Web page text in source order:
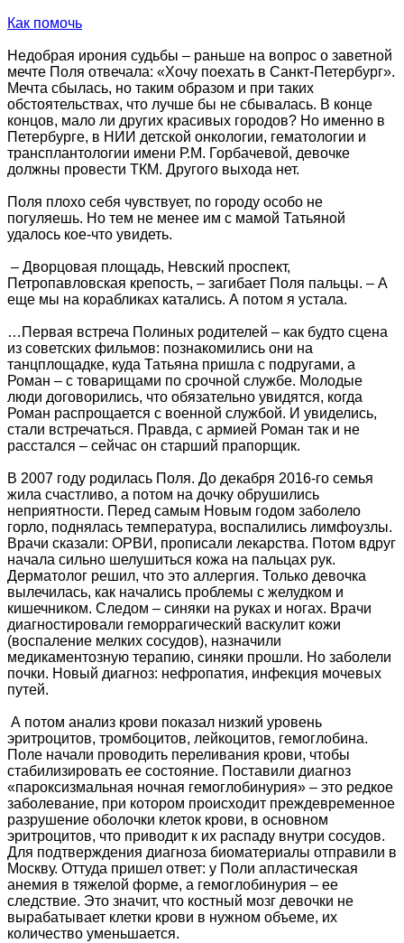
Как помочь
Недобрая ирония судьбы – раньше на вопрос о заветной
мечте Поля отвечала: «Хочу поехать в Санкт-Петербург».
Мечта сбылась, но таким образом и при таких
обстоятельствах, что лучше бы не сбывалась. В конце
концов, мало ли других красивых городов? Но именно в
Петербурге, в НИИ детской онкологии, гематологии и
трансплантологии имени Р.М. Горбачевой, девочке
должны провести ТКМ. Другого выхода нет.
Поля плохо себя чувствует, по городу особо не
погуляешь. Но тем не менее им с мамой Татьяной
удалось кое-что увидеть.
– Дворцовая площадь, Невский проспект,
Петропавловская крепость, – загибает Поля пальцы. – А
еще мы на корабликах катались. А потом я устала.
…Первая встреча Полиных родителей – как будто сцена
из советских фильмов: познакомились они на
танцплощадке, куда Татьяна пришла с подругами, а
Роман – с товарищами по срочной службе. Молодые
люди договорились, что обязательно увидятся, когда
Роман распрощается с военной службой. И увиделись,
стали встречаться. Правда, с армией Роман так и не
расстался – сейчас он старший прапорщик.
В 2007 году родилась Поля. До декабря 2016-го семья
жила счастливо, а потом на дочку обрушились
неприятности. Перед самым Новым годом заболело
горло, поднялась температура, воспалились лимфоузлы.
Врачи сказали: ОРВИ, прописали лекарства. Потом вдруг
начала сильно шелушиться кожа на пальцах рук.
Дерматолог решил, что это аллергия. Только девочка
вылечилась, как начались проблемы с желудком и
кишечником. Следом – синяки на руках и ногах. Врачи
диагностировали геморрагический васкулит кожи
(воспаление мелких сосудов), назначили
медикаментозную терапию, синяки прошли. Но заболели
почки. Новый диагноз: нефропатия, инфекция мочевых
путей.
А потом анализ крови показал низкий уровень
эритроцитов, тромбоцитов, лейкоцитов, гемоглобина.
Поле начали проводить переливания крови, чтобы
стабилизировать ее состояние. Поставили диагноз
«пароксизмальная ночная гемоглобинурия» – это редкое
заболевание, при котором происходит преждевременное
разрушение оболочки клеток крови, в основном
эритроцитов, что приводит к их распаду внутри сосудов.
Для подтверждения диагноза биоматериалы отправили в
Москву. Оттуда пришел ответ: у Поли апластическая
анемия в тяжелой форме, а гемоглобинурия – ее
следствие. Это значит, что костный мозг девочки не
вырабатывает клетки крови в нужном объеме, их
количество уменьшается.